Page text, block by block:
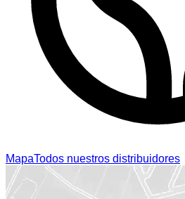
MapaTodos nuestros distribuidores